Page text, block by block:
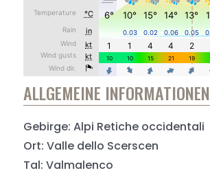
ALLGEMEINE INFORMATIONEN
Gebirge: Alpi Retiche occidentali
Ort: Valle dello Scerscen
Tal: Valmalenco